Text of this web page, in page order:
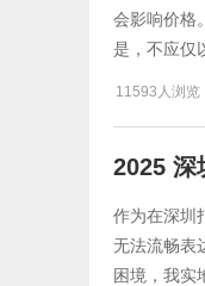
会影响价格
是，不应仅
11593人浏览
2025 深
作为在深圳
无法流畅表
困境，我实